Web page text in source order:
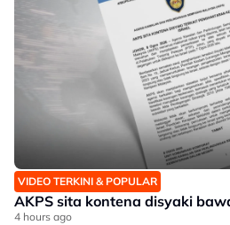
VIDEO TERKINI & POPULAR
AKPS sita kontena disyaki
4 hours ago